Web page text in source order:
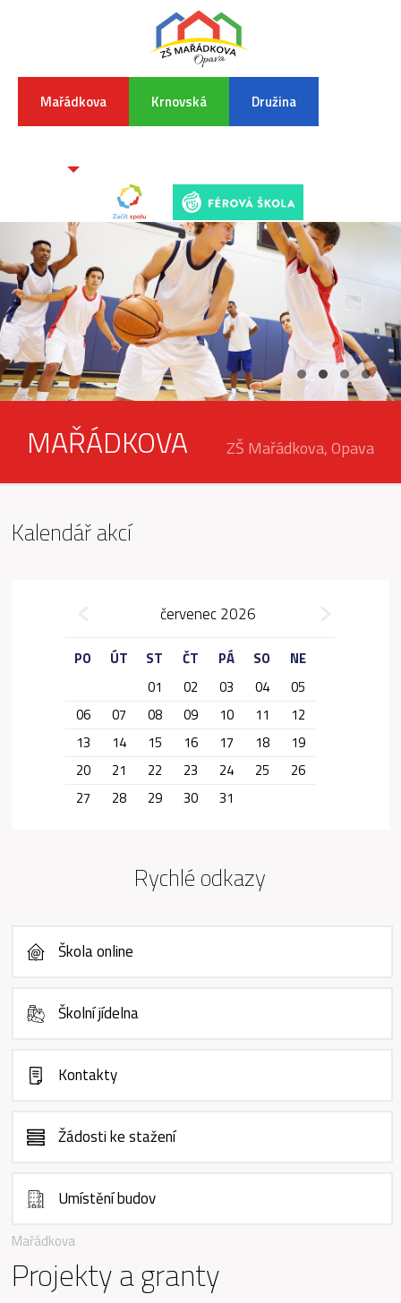
Mařádkova Krnovská Družina
MAŘÁDKOVA ZŠ Mařádkova, Opava
Mařádkova
Projekty a granty
Kalendář akcí
červenec 2026
PO ÚT ST ČT PÁ SO
NE
01
02 03 04
05
06
07 08 09 10 11
12
13
14 15 16 17 18
19
20
21 22 23 24 25
26
27
28 29 30 31
Rychlé odkazy
Škola online
Školní jídelna
Kontakty
Žádosti ke stažení
Umístění budov